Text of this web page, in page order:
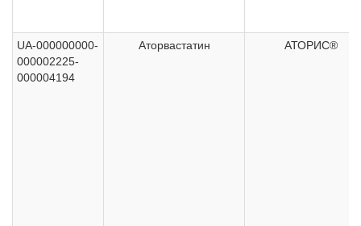
UA-000000000-
000002225-
000004194
Аторвастатин АТОРИС®